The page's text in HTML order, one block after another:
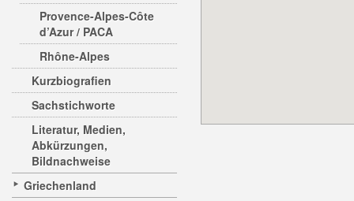
Provence-Alpes-Côte
d’Azur / PACA
Rhône-Alpes
Kurzbiografien
Sachstichworte
Literatur, Medien,
Abkürzungen,
Bildnachweise
Griechenland